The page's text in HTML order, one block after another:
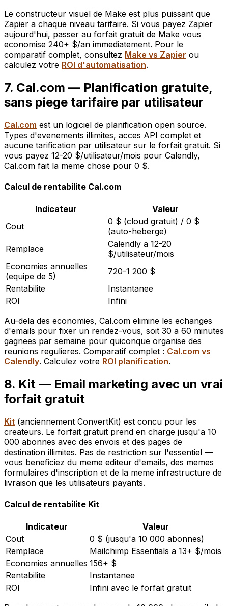
Le constructeur visuel de Make est plus puissant que
Zapier a chaque niveau tarifaire. Si vous payez Zapier
aujourd'hui, passer au forfait gratuit de Make vous
economise 240+ $/an immediatement. Pour le
comparatif complet, consultez Make vs Zapier ou
calculez votre ROI d'automatisation.
7. Cal.com — Planification gratuite,
sans piege tarifaire par utilisateur
Cal.com est un logiciel de planification open source.
Types d'evenements illimites, acces API complet et
aucune tarification par utilisateur sur le forfait gratuit. Si
vous payez 12-20 $/utilisateur/mois pour Calendly,
Cal.com fait la meme chose pour 0 $.
Calcul de rentabilite Cal.com
Indicateur
Valeur
Cout
0 $ (cloud gratuit) / 0 $
(auto-heberge)
Remplace
Calendly a 12-20
$/utilisateur/mois
Economies annuelles
(equipe de 5)
720-1 200 $
Rentabilite
Instantanee
ROI
Infini
Au-dela des economies, Cal.com elimine les echanges
d'emails pour fixer un rendez-vous, soit 30 a 60 minutes
gagnees par semaine pour quiconque organise des
reunions regulieres. Comparatif complet : Cal.com vs
Calendly. Calculez votre ROI planification.
8. Kit — Email marketing avec un vrai
forfait gratuit
Kit (anciennement ConvertKit) est concu pour les
createurs. Le forfait gratuit prend en charge jusqu'a 10
000 abonnes avec des envois et des pages de
destination illimites. Pas de restriction sur l'essentiel —
vous beneficiez du meme editeur d'emails, des memes
formulaires d'inscription et de la meme infrastructure de
livraison que les utilisateurs payants.
Calcul de rentabilite Kit
Indicateur
Valeur
Cout
0 $ (jusqu'a 10 000 abonnes)
Remplace
Mailchimp Essentials a 13+ $/mois
Economies annuelles 156+ $
Rentabilite
Instantanee
ROI
Infini avec le forfait gratuit